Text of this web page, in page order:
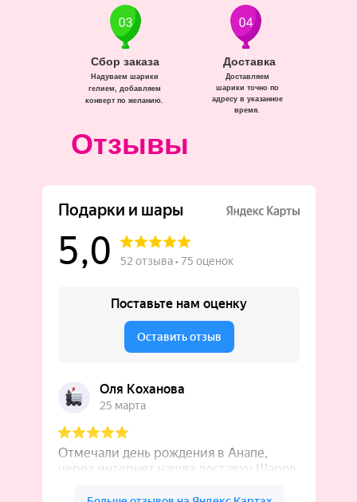
Доставка
Доставляем
шарики точно по
адресу в указанное
время.
Сбор заказа
Надуваем шарики
гелием, добавляем
конверт по желанию.
Отзывы